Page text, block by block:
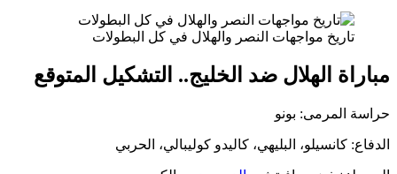
مواجهات النصر والهلال في كل البطولات
الهلال ضد الخليج.. التشكيل المتوقع
بونو
كانسيلو، البليهي، كاليدو كوليبالي، الحربي